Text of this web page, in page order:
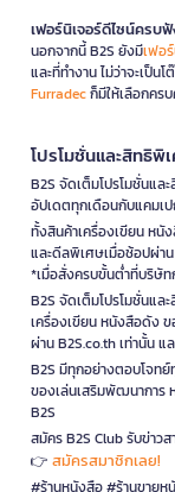
เฟอร์นิเจอร์ดีไซน์ครบ
นอกจากนี้ B2S ยังมีเฟอ
และที่ทำงาน ไม่ว่าจะเป็น
Furradecก็มีให้เลือกคร
โปรโมชั่นและสิทธิพิ
B2S จัดเต็มโปรโมชั่นแล
อัปเดตทุกเดือนกับแคมเ
ทั้งสินค้าเครื่องเขียน หนั
และดีลพิเศษเมื่อช้อปผ่า
*เมื่อสั่งครบขั้นต่ำที่บริษัท
B2S จัดเต็มโปรโมชั่นแ
เครื่องเขียน หนังสือดัง
ผ่าน B2S.co.th เท่านั้น
B2S มีทุกอย่างตอบโจทย์
ของเล่นเสริมพัฒนาการ
B2S
สมัคร B2S Club รับข่าว
👉 สมัครสมาชิกเลย!
#ร้านหนังสือ #ร้านขายห